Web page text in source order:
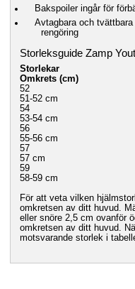
Bakspoiler ingår för
Avtagbara och
rengöring
Storleksguide Zamp
Storlekar
Omkrets (cm)
52
51-52 cm
54
53-54 cm
56
55-56 cm
57
57 cm
59
58-59 cm
För att veta vilken
omkretsen av ditt huvud.
eller snöre 2,5 cm ovanför
omkretsen av ditt huvud.
motsvarande storlek i